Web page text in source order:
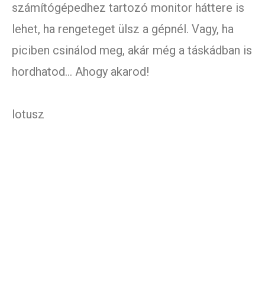
számítógépedhez tartozó monitor háttere is
lehet, ha rengeteget ülsz a gépnél. Vagy, ha
piciben csinálod meg, akár még a táskádban is
hordhatod… Ahogy akarod!
lotusz